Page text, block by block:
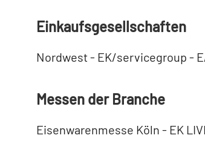
Einkaufsgesellschaften
Nordwest - EK/servicegroup -
Messen der Branche
Eisenwarenmesse Köln - EK